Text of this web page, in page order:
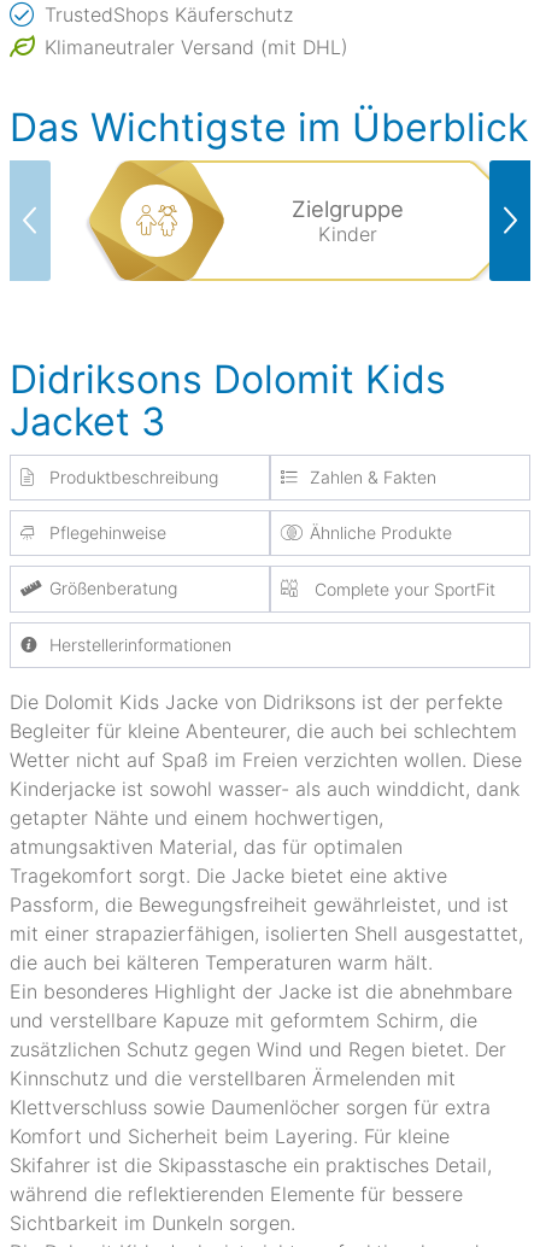
TrustedShops Käuferschutz
Klimaneutraler Versand (mit DHL)
Das Wichtigste im Überblick
Zielgruppe
Kinder
Didriksons Dolomit Kids
Jacket 3
Produktbeschreibung Zahlen & Fakten
Pflegehinweise Ähnliche Produkte
Größenberatung Complete your SportFit
Herstellerinformationen
Die Dolomit Kids Jacke von Didriksons ist der perfekte
Begleiter für kleine Abenteurer, die auch bei schlechtem
Wetter nicht auf Spaß im Freien verzichten wollen. Diese
Kinderjacke ist sowohl wasser- als auch winddicht, dank
getapter Nähte und einem hochwertigen,
atmungsaktiven Material, das für optimalen
Tragekomfort sorgt. Die Jacke bietet eine aktive
Passform, die Bewegungsfreiheit gewährleistet, und ist
mit einer strapazierfähigen, isolierten Shell ausgestattet,
die auch bei kälteren Temperaturen warm hält.
Ein besonderes Highlight der Jacke ist die abnehmbare
und verstellbare Kapuze mit geformtem Schirm, die
zusätzlichen Schutz gegen Wind und Regen bietet. Der
Kinnschutz und die verstellbaren Ärmelenden mit
Klettverschluss sowie Daumenlöcher sorgen für extra
Komfort und Sicherheit beim Layering. Für kleine
Skifahrer ist die Skipasstasche ein praktisches Detail,
während die reflektierenden Elemente für bessere
Sichtbarkeit im Dunkeln sorgen.